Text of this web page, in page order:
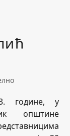
године, у
општине